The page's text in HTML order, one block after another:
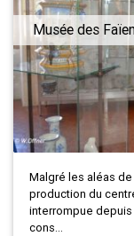
Musée des
Malgré les aléas
production du
interrompue depuis
cons...